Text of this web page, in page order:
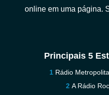
online em uma página.
Principais 5
Rádio
A Rádio